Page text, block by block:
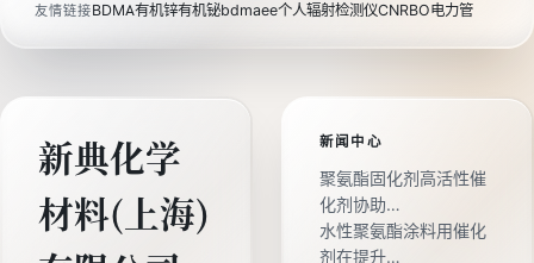
友情链接BDMA有机锌有机铋bdmaee个人辐射检测仪CNRBO电力管
新典化学
材料(上海)
新闻中心
聚氨酯固化剂高活性催
化剂协助…
水性聚氨酯涂料用催化
剂在提升…